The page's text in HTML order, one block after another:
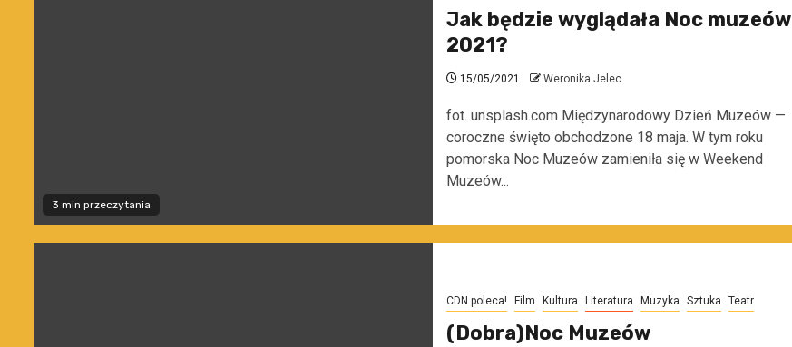
3 min przeczytania
Jak będzie wyglądała Noc muzeów
2021?
15/05/2021 Weronika Jelec
fot. unsplash.com Międzynarodowy Dzień Muzeów —
coroczne święto obchodzone 18 maja. W tym roku
pomorska Noc Muzeów zamieniła się w Weekend
Muzeów...
CDN poleca! Film Kultura Literatura Muzyka Sztuka Teatr
(Dobra)Noc Muzeów